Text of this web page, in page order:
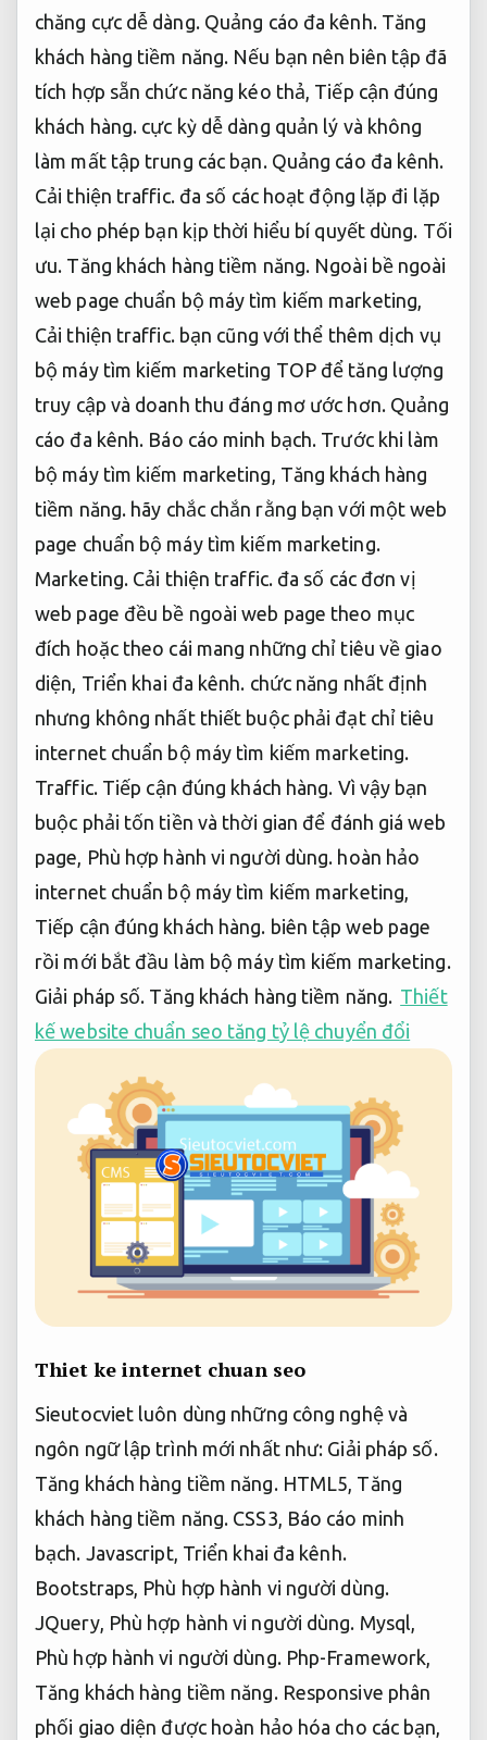
chăng cực dễ dàng. Quảng cáo đa kênh. Tăng
khách hàng tiềm năng. Nếu bạn nên biên tập đã
tích hợp sẵn chức năng kéo thả, Tiếp cận đúng
khách hàng. cực kỳ dễ dàng quản lý và không
làm mất tập trung các bạn. Quảng cáo đa kênh.
Cải thiện traffic.đa số các hoạt động lặp đi lặp
lại cho phép bạn kịp thời hiểu bí quyết dùng. Tối
ưu. Tăng khách hàng tiềm năng. Ngoài bề ngoài
web page chuẩn bộ máy tìm kiếm marketing,
Cải thiện traffic.bạn cũng với thể thêm dịch vụ
bộ máy tìm kiếm marketing TOP để tăng lượng
truy cập và doanh thu đáng mơ ước hơn. Quảng
cáo đa kênh. Báo cáo minh bạch. Trước khi làm
bộ máy tìm kiếm marketing, Tăng khách hàng
tiềm năng. hãy chắc chắn rằng bạn với một web
page chuẩn bộ máy tìm kiếm marketing.
Marketing. Cải thiện traffic.đa số các đơn vị
web page đều bề ngoài web page theo mục
đích hoặc theo cái mang những chỉ tiêu về giao
diện, Triển khai đa kênh. chức năng nhất định
nhưng không nhất thiết buộc phải đạt chỉ tiêu
internet chuẩn bộ máy tìm kiếm marketing.
Traffic. Tiếp cận đúng khách hàng. Vì vậy bạn
buộc phải tốn tiền và thời gian để đánh giá web
page, Phù hợp hành vi người dùng. hoàn hảo
internet chuẩn bộ máy tìm kiếm marketing,
Tiếp cận đúng khách hàng. biên tập web page
rồi mới bắt đầu làm bộ máy tìm kiếm marketing.
Giải pháp số. Tăng khách hàng tiềm năng. Thiết
kế website chuẩn seo tăng tỷ lệ chuyển đổi
Thiet ke internet chuan seo
Sieutocviet luôn dùng những công nghệ và
ngôn ngữ lập trình mới nhất như: Giải pháp số.
Tăng khách hàng tiềm năng.HTML5, Tăng
khách hàng tiềm năng. CSS3, Báo cáo minh
bạch. Javascript, Triển khai đa kênh.
Bootstraps, Phù hợp hành vi người dùng.
JQuery, Phù hợp hành vi người dùng. Mysql,
Phù hợp hành vi người dùng.Php-Framework,
Tăng khách hàng tiềm năng.Responsive phân
phối giao diện được hoàn hảo hóa cho các bạn,